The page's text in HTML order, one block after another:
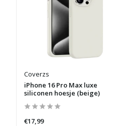
Coverzs
iPhone 16 Pro Max luxe
siliconen hoesje (beige)
€17,99